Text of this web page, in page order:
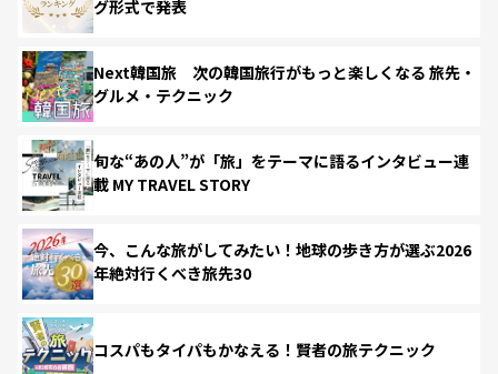
グ形式で発表
Next韓国旅 次の韓国旅行がもっと楽しくなる 旅先・
グルメ・テクニック
旬な“あの人”が「旅」をテーマに語るインタビュー連
載 MY TRAVEL STORY
今、こんな旅がしてみたい！地球の歩き方が選ぶ2026
年絶対行くべき旅先30
コスパもタイパもかなえる！賢者の旅テクニック